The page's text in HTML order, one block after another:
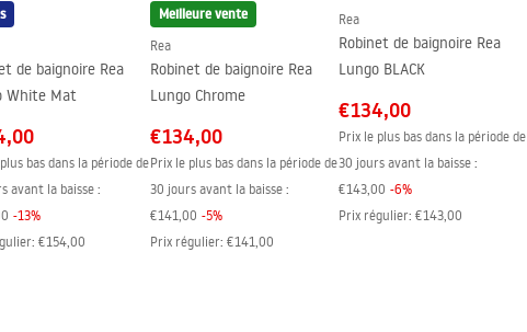
de baignoire Rea
White Mat
bas dans la période de
avant la baisse :
-13%
: €154,00
Meilleure vente
Rea
Robinet de baignoire Rea
Lungo Chrome
€134,00
Prix le plus bas dans la période de
30 jours avant la baisse :
€141,00 -5%
Prix régulier: €141,00
Rea
Robinet de baignoire Rea
Lungo BLACK
€134,00
Prix le plus bas dans la période de
30 jours avant la baisse :
€143,00 -6%
Prix régulier: €143,00